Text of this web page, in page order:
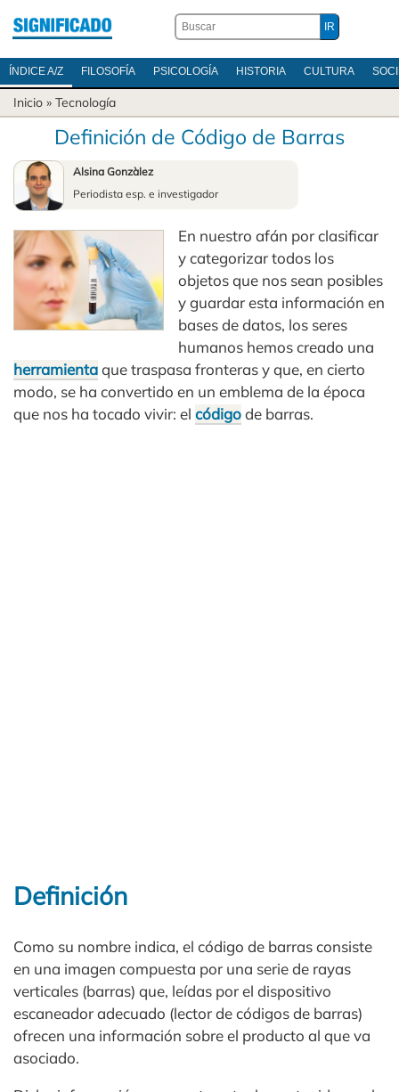
ÍNDICE A/Z FILOSOFÍA PSICOLOGÍA HISTORIA CULTURA
Inicio » Tecnología
Definición de Código de Barras
Alsina Gonzàlez
Periodista esp. e investigador
En nuestro afán por clasificar
y categorizar todos los
objetos que nos sean posibles
y guardar esta información en
bases de datos, los seres
humanos hemos creado una
herramientaque traspasa fronteras y que, en cierto
modo, se ha convertido en un emblema de la época
que nos ha tocado vivir: el códigode barras.
Definición
Como su nombre indica, el código de barras consiste
en una imagen compuesta por una serie de rayas
verticales (barras) que, leídas por el dispositivo
escaneador adecuado (lector de códigos de barras)
ofrecen una información sobre el producto al que va
asociado.